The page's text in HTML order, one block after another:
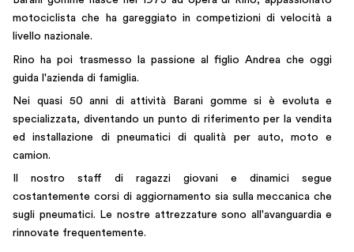
motociclista che ha gareggiato in competizioni di velocità a
livello nazionale.
Rino ha poi trasmesso la passione al figlio Andrea che oggi
guida l'azienda di famiglia.
Nei quasi 50 anni di attività Barani gomme si è evoluta e
specializzata, diventando un punto di riferimento per la vendita
ed installazione di pneumatici di qualità per auto, moto e
camion.
Il nostro staff di ragazzi giovani e dinamici segue
costantemente corsi di aggiornamento sia sulla meccanica che
sugli pneumatici. Le nostre attrezzature sono all'avanguardia e
rinnovate frequentemente.